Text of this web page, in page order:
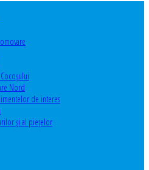
Nord
de interes
şi al pieţelor